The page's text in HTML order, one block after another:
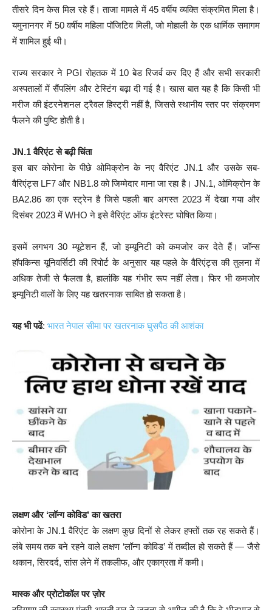
तीसरे दिन केस मिल रहे हैं। ताजा मामले में 45 वर्षीय व्यक्ति संक्रमित मिला है।
यमुनानगर में 50 वर्षीय महिला पॉजिटिव मिली, जो मोहाली के एक धार्मिक समागम
में शामिल हुई थी।
राज्य सरकार ने PGI रोहतक में 10 बेड रिजर्व कर दिए हैं और सभी सरकारी
अस्पतालों में सैंपलिंग और टेस्टिंग बढ़ा दी गई है। खास बात यह है कि किसी भी
मरीज की इंटरनेशनल ट्रैवल हिस्ट्री नहीं है, जिससे स्थानीय स्तर पर संक्रमण
फैलने की पुष्टि होती है।
JN.1 वैरिएंट से बढ़ी चिंता
इस बार कोरोना के पीछे ओमिक्रोन के नए वैरिएंट JN.1 और उसके सब-
वैरिएंट्स LF7 और NB1.8 को जिम्मेदार माना जा रहा है। JN.1, ओमिक्रोन के
BA2.86 का एक स्ट्रेन है जिसे पहली बार अगस्त 2023 में देखा गया और
दिसंबर 2023 में WHO ने इसे वैरिएंट ऑफ इंटरेस्ट घोषित किया।
इसमें लगभग 30 म्यूटेशन हैं, जो इम्यूनिटी को कमजोर कर देते हैं। जॉन्स
हॉपकिन्स यूनिवर्सिटी की रिपोर्ट के अनुसार यह पहले के वैरिएंट्स की तुलना में
अधिक तेजी से फैलता है, हालांकि यह गंभीर रूप नहीं लेता। फिर भी कमजोर
इम्यूनिटी वालों के लिए यह खतरनाक साबित हो सकता है।
यह भी पढें: भारत नेपाल सीमा पर खतरनाक घुसपैठ की आशंका
लक्षण और ‘लॉन्ग कोविड’ का खतरा
कोरोना के JN.1 वैरिएंट के लक्षण कुछ दिनों से लेकर हफ्तों तक रह सकते हैं।
लंबे समय तक बने रहने वाले लक्षण ‘लॉन्ग कोविड’ में तब्दील हो सकते हैं — जैसे
थकान, सिरदर्द, सांस लेने में तकलीफ, और एकाग्रता में कमी।
मास्क और प्रोटोकॉल पर ज़ोर